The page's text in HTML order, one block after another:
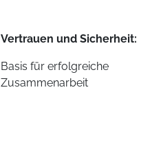
Vertrauen und Sicherheit:
Basis für erfolgreiche
Zusammenarbeit